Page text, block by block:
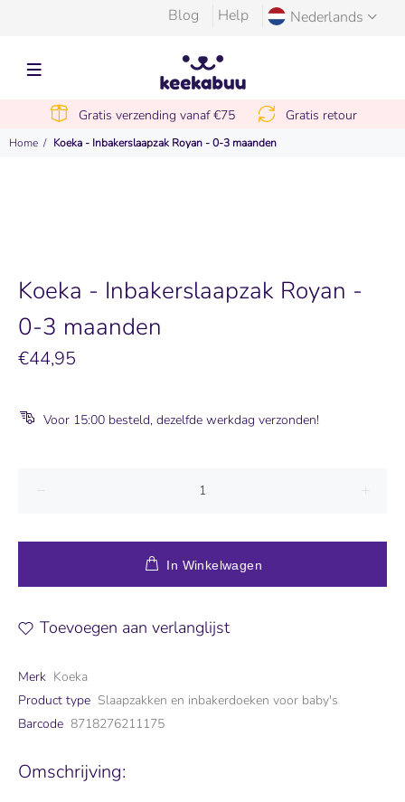
Blog Help Nederlands
Gratis verzending vanaf €75 Gratis retour
Home Koeka - Inbakerslaapzak Royan - 0-3 maanden
Koeka - Inbakerslaapzak Royan -
0-3 maanden
€44,95
Voor 15:00 besteld, dezelfde werkdag verzonden!
In Winkelwagen
Toevoegen aan verlanglijst
Merk Koeka
Product type Slaapzakken en inbakerdoeken voor baby's
Barcode 8718276211175
Omschrijving: